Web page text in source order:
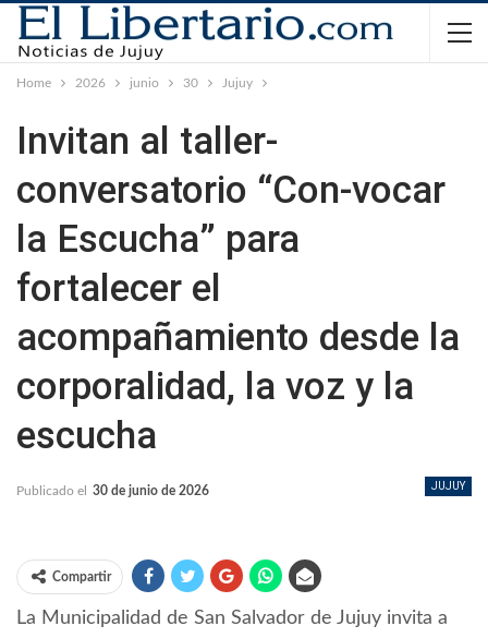
Home 2026 junio 30 Jujuy
Invitan al taller-
conversatorio “Con-vocar
la Escucha” para
fortalecer el
acompañamiento desde la
corporalidad, la voz y la
escucha
JUJUY
Publicado el 30 de junio de 2026
Compartir
La Municipalidad de San Salvador de Jujuy invita a